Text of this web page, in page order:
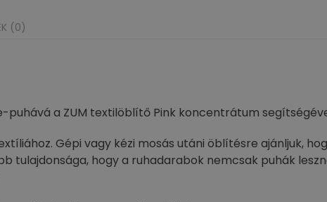
(0)
a ZUM textilöblítő Pink koncentrátum
Gépi vagy kézi mosás utáni öblítésre ajánljuk,
tulajdonsága, hogy a ruhadarabok nemcsak puhák